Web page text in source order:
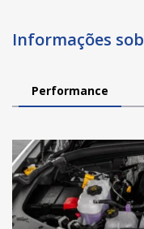
Informações
Performance